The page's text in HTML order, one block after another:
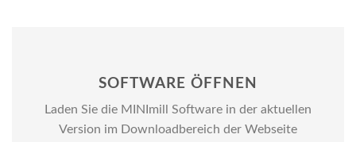
SOFTWARE ÖFFNEN
Laden Sie die MINImill Software in der aktuellen
Version im Downloadbereich der Webseite